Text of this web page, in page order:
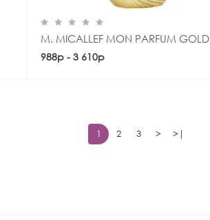
M. MICALLEF MON PARFUM GOLD
988р - 3 610р
1 2 3 > >|